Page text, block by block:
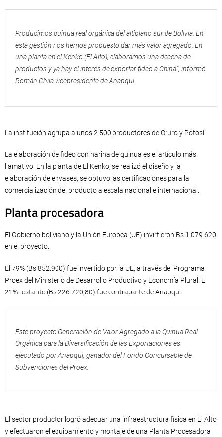
Producimos quinua real orgánica del altiplano sur de Bolivia. En
esta gestión nos hemos propuesto dar más valor agregado. En
una planta en el Kenko (El Alto), elaboramos una decena de
productos y ya hay el interés de exportar fideo a China”, informó
Román Chila vicepresidente de Anapqui.
La institución agrupa a unos 2.500 productores de Oruro y Potosí.
La elaboración de fideo con harina de quinua es el artículo más
llamativo. En la planta de El Kenko, se realizó el diseño y la
elaboración de envases, se obtuvo las certificaciones para la
comercialización del producto a escala nacional e internacional.
Planta procesadora
El Gobierno boliviano y la Unión Europea (UE) invirtieron Bs 1.079.620
en el proyecto.
El 79% (Bs 852.900) fue invertido por la UE, a través del Programa
Proex del Ministerio de Desarrollo Productivo y Economía Plural. El
21% restante (Bs 226.720,80) fue contraparte de Anapqui.
Este proyecto Generación de Valor Agregado a la Quinua Real
Orgánica para la Diversificación de las Exportaciones es
ejecutado por Anapqui, ganador del Fondo Concursable de
Subvenciones del Proex.
El sector productor logró adecuar una infraestructura física en El Alto
y efectuaron el equipamiento y montaje de una Planta Procesadora